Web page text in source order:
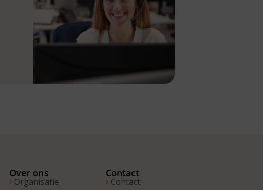
Over ons
Organisatie
Contact
Contact